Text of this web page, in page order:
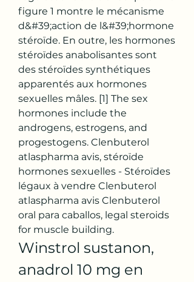
figure 1 montre le mécanisme
d&#39;action de l&#39;hormone
stéroïde. En outre, les hormones
stéroïdes anabolisantes sont
des stéroïdes synthétiques
apparentés aux hormones
sexuelles mâles. [1] The sex
hormones include the
androgens, estrogens, and
progestogens. Clenbuterol
atlaspharma avis, stéroïde
hormones sexuelles - Stéroïdes
légaux à vendre Clenbuterol
atlaspharma avis Clenbuterol
oral para caballos, legal steroids
for muscle building.
Winstrol sustanon,
anadrol 10 mg en